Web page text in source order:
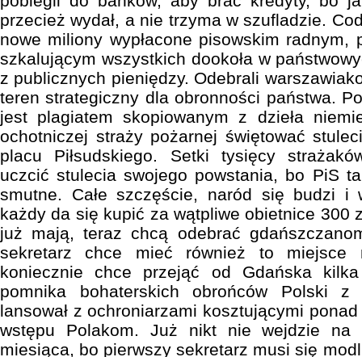
przecież wydał, a nie trzyma w szufladzie.
nowe miliony wypłacone pisowskim radnym,
szkalującym wszystkich dookoła w
z publicznych pieniędzy. Odebrali
teren strategiczny dla obronności państwa.
jest plagiatem skopiowanym z dzieła
ochotniczej straży pożarnej świętować
placu Piłsudskiego. Setki tysięcy
uczcić stulecia swojego powstania, bo PiS
smutne. Całe szczęście, naród się budzi
każdy da się kupić za wątpliwe obietnice 300
już mają, teraz chcą odebrać
sekretarz chce mieć również to miejsce
koniecznie chce przejąć od Gdańska
pomnika bohaterskich obrońców Polski
lansował z ochroniarzami kosztującymi
wstępu Polakom. Już nikt nie wejdzie na
miesiąca, bo pierwszy sekretarz musi się